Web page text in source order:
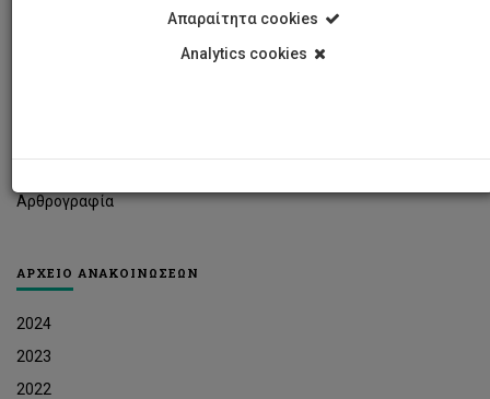
Αρθρογραφία
ΑΡΧΕΙΟ ΑΝΑΚΟΙΝΩΣΕΩΝ
2024
2023
2022
Απαραίτητα cookies
Analytics cookies